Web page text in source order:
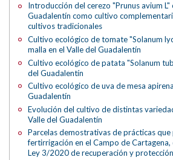
Introducción del cerezo "Prunus avium L"
Guadalentín como cultivo
cultivos tradicionales
Cultivo ecológico de tomate "Solanum
malla en el Valle del Guadalentín
Cultivo ecológico de patata "Solanum
del Guadalentín
Cultivo ecológico de uva de mesa
Guadalentín
Evolución del cultivo de distintas
Valle del Guadalentín
Parcelas demostrativas de prácticas
fertirrigación en el Campo de
Ley 3/2020 de recuperación y